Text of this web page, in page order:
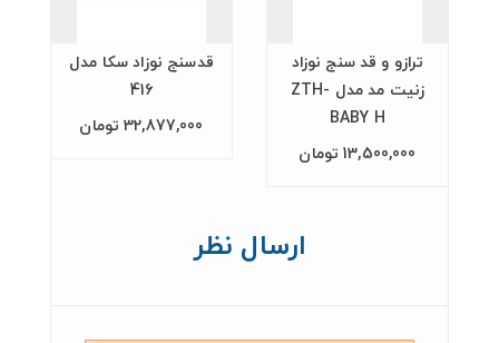
قدسنج نوزاد سکا مدل
416
32,877,000 تومان
ترازو و قد سنج نوزاد
زنیت مد مدل ZTH-
BABY H
13,500,000 تومان
ارسال نظر